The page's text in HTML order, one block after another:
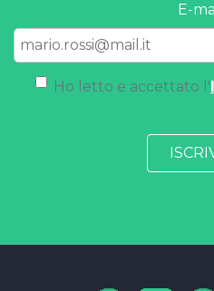
E-
Ho letto e accettato l'